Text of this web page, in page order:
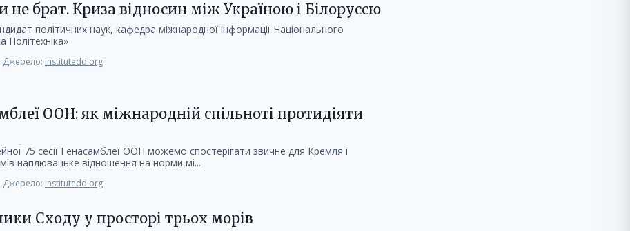
не брат. Криза відносин між Україною і Білоруссю
політичних наук, кафедра міжнародної інформації Національного
Політехніка»
Джерело: institutedd.org
ООН: як міжнародній спільноті протидіяти
75 сесії Генасамблеї ООН можемо спостерігати звичне для Кремля і
наплювацьке відношення на норми мі...
Джерело: institutedd.org
Сходу у просторі трьох морів